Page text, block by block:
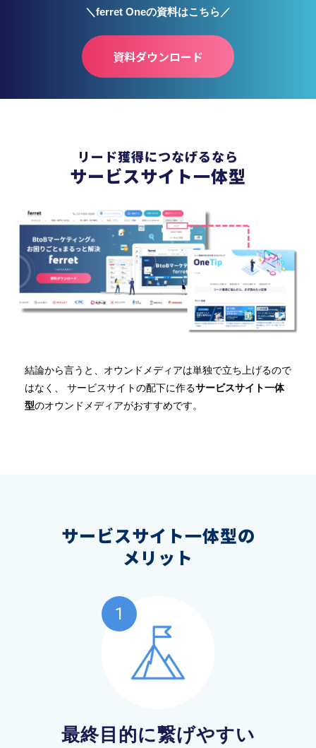
＼ferret Oneの資料はこちら／
資料ダウンロード
リード獲得につなげるなら
サービスサイト一体型
結論から言うと、オウンドメディアは単独で立ち上げるので
はなく、 サービスサイトの配下に作るサービスサイト一体
型のオウンドメディアがおすすめです。
サービスサイト一体型の
メリット
最終目的に繋げやすい